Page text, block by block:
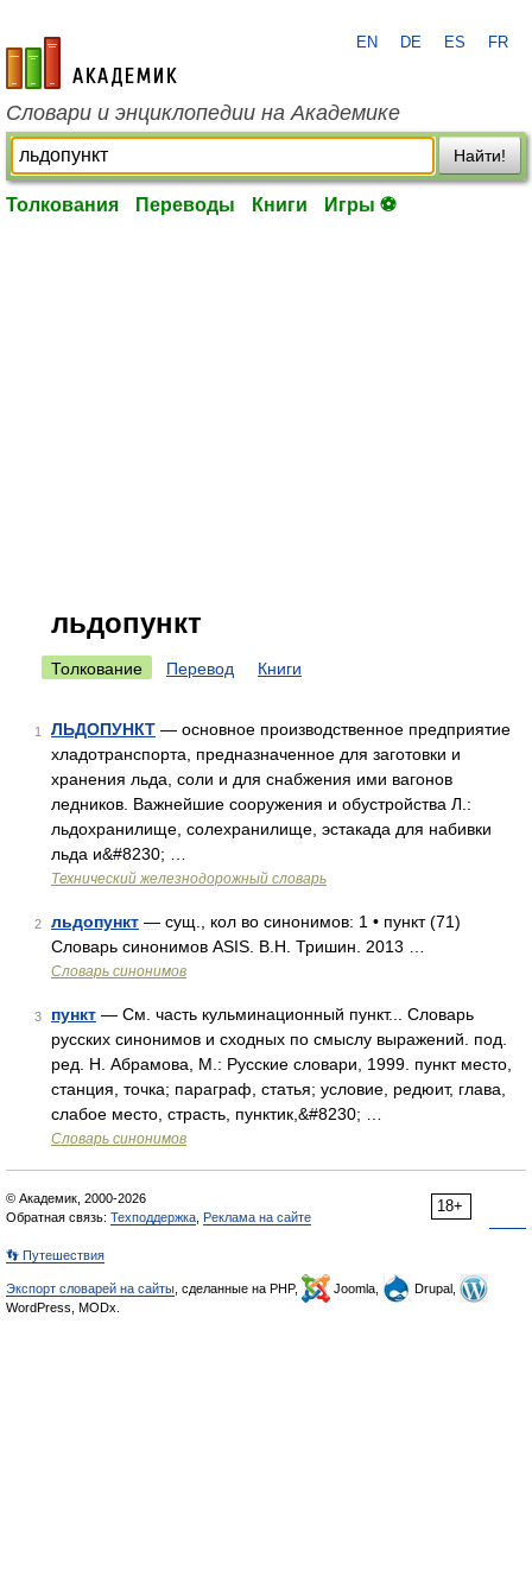
academic.ru
EN DE ES FR
Словари и энциклопедии на Академике
Найти!
Толкования Переводы Книги Игры ⚽
льдопункт
Толкование Перевод Книги
1 ЛЬДОПУНКТ — основное производственное предприятие
хладотранспорта, предназначенное для заготовки и
хранения льда, соли и для снабжения ими вагонов
ледников. Важнейшие сооружения и обустройства Л.:
льдохранилище, солехранилище, эстакада для набивки
льда и&#8230; …
Технический железнодорожный словарь
2 льдопункт — сущ., кол во синонимов: 1 • пункт (71)
Словарь синонимов ASIS. В.Н. Тришин. 2013 …
Словарь синонимов
3 пункт — См. часть кульминационный пункт... Словарь
русских синонимов и сходных по смыслу выражений. под.
ред. Н. Абрамова, М.: Русские словари, 1999. пункт место,
станция, точка; параграф, статья; условие, редюит, глава,
слабое место, страсть, пунктик,&#8230; …
Словарь синонимов
18+
© Академик, 2000-2026
Обратная связь: Техподдержка Реклама на сайте
👣 Путешествия
Экспорт словарей на сайты , сделанные на PHP, Joomla,
Drupal,
WordPress, MODx.